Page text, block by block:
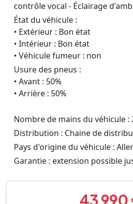
contrôle vocal - Éclairage
État du véhicule :
• Extérieur : Bon état
• Intérieur : Bon état
• Véhicule fumeur : non
Usure des pneus :
• Avant : 50%
• Arrière : 50%
Nombre de mains du véhicule :
Distribution : Chaine de
Pays d'origine du véhicule :
Garantie : extension possible
43 990